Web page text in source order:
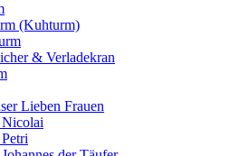
(Kuhturm)
& Verladekran
Lieben Frauen